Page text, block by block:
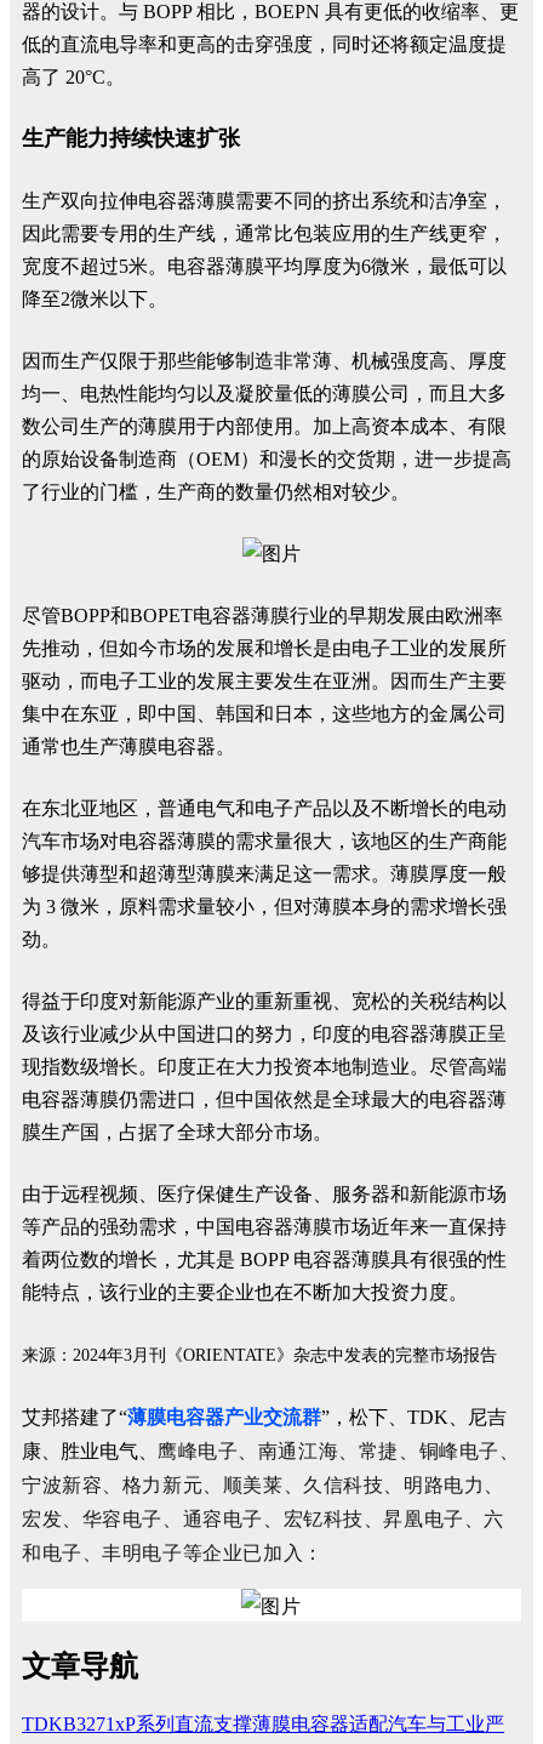
器的设计。与 BOPP 相比，BOEPN 具有更低的收缩率、更
低的直流电导率和更高的击穿强度，同时还将额定温度提
高了 20°C。
生产能力持续快速扩张
生产双向拉伸电容器薄膜需要不同的挤出系统和洁净室，
因此需要专用的生产线，通常比包装应用的生产线更窄，
宽度不超过5米。电容器薄膜平均厚度为6微米，最低可以
降至2微米以下。
因而生产仅限于那些能够制造非常薄、机械强度高、厚度
均一、电热性能均匀以及凝胶量低的薄膜公司，而且大多
数公司生产的薄膜用于内部使用。加上高资本成本、有限
的原始设备制造商（OEM）和漫长的交货期，进一步提高
了行业的门槛，生产商的数量仍然相对较少。
尽管BOPP和BOPET电容器薄膜行业的早期发展由欧洲率
先推动，但如今市场的发展和增长是由电子工业的发展所
驱动，而电子工业的发展主要发生在亚洲。因而生产主要
集中在东亚，即中国、韩国和日本，这些地方的金属公司
通常也生产薄膜电容器。
在东北亚地区，普通电气和电子产品以及不断增长的电动
汽车市场对电容器薄膜的需求量很大，该地区的生产商能
够提供薄型和超薄型薄膜来满足这一需求。薄膜厚度一般
为 3 微米，原料需求量较小，但对薄膜本身的需求增长强
劲。
得益于印度对新能源产业的重新重视、宽松的关税结构以
及该行业减少从中国进口的努力，印度的电容器薄膜正呈
现指数级增长。印度正在大力投资本地制造业。尽管高端
电容器薄膜仍需进口，但中国依然是全球最大的电容器薄
膜生产国，占据了全球大部分市场。
由于远程视频、医疗保健生产设备、服务器和新能源市场
等产品的强劲需求，中国电容器薄膜市场近年来一直保持
着两位数的增长，尤其是 BOPP 电容器薄膜具有很强的性
能特点，该行业的主要企业也在不断加大投资力度。
来源：2024年3月刊《ORIENTATE》杂志中发表的完整市场报告
艾邦搭建了“薄膜电容器产业交流群”，松下、TDK、尼吉
康、胜业电气、 鹰峰电子、南通江海、常捷、 铜峰电子、
宁波新容、格力新元、顺美莱、久信科技、 明路电力、
宏发、华容电子、 通容电子、 宏钇科技、昇凰电子、 六
和电子、丰明电子等企业已加入：
文章导航
TDKB3271xP系列直流支撑薄膜电容器适配汽车与工业严